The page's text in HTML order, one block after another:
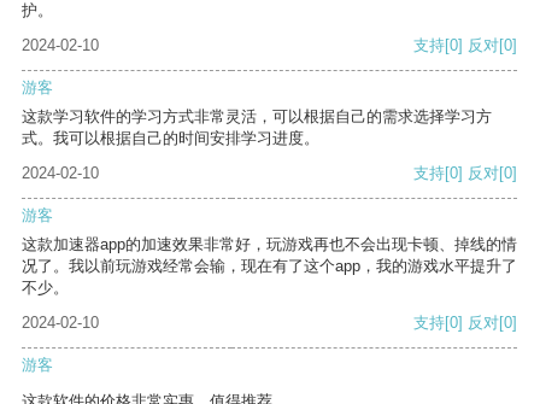
护。
2024-02-10
支持[0] 反对[0]
游客
这款学习软件的学习方式非常灵活，可以根据自己的需求选择学习方
式。我可以根据自己的时间安排学习进度。
2024-02-10
支持[0] 反对[0]
游客
这款加速器app的加速效果非常好，玩游戏再也不会出现卡顿、掉线的情
况了。我以前玩游戏经常会输，现在有了这个app，我的游戏水平提升了
不少。
2024-02-10
支持[0] 反对[0]
游客